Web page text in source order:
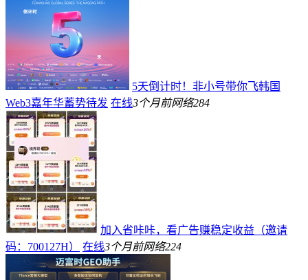
5天倒计时！非小号带你飞韩国
Web3嘉年华蓄势待发 在线3个月前网络284
加入省咔咔，看广告赚稳定收益（邀请
码：700127H）
在线3个月前网络224